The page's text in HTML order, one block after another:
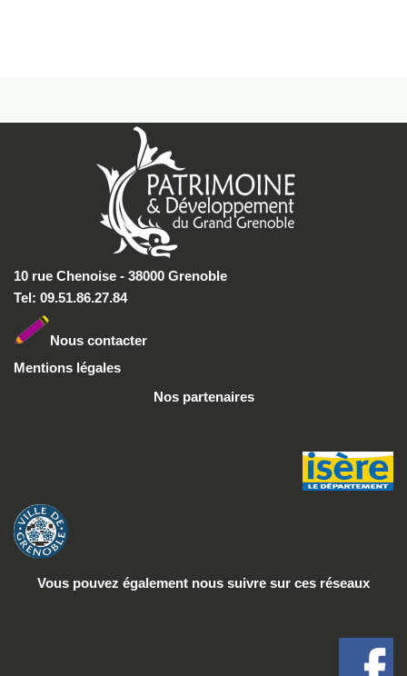
10 rue Chenoise - 38000 Grenoble
Tel: 09.51.86.27.84
Nous contacter
Mentions légales
Nos partenaires
Vous pouvez également nous suivre sur ces réseaux